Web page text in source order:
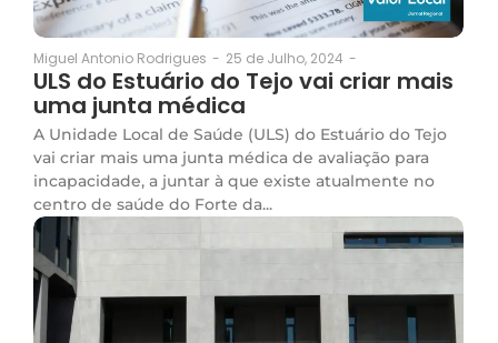
Miguel Antonio Rodrigues - 25 de Julho, 2024 -
ULS do Estuário do Tejo vai criar mais
uma junta médica
A Unidade Local de Saúde (ULS) do Estuário do Tejo
vai criar mais uma junta médica de avaliação para
incapacidade, a juntar à que existe atualmente no
centro de saúde do Forte da...